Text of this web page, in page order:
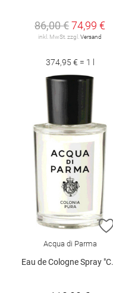
86,00 €74,99 €
inkl. MwSt. zzgl. Versand
374,95 € = 1 l
Acqua di Parma
Eau de Cologne Spray "Colonia Pura", 50 ml